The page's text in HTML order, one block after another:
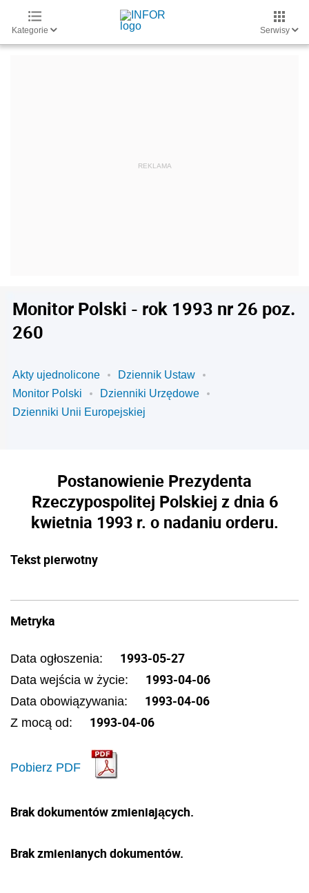
Kategorie Serwisy
Monitor Polski - rok 1993 nr 26 poz.
260
Akty ujednolicone
Dziennik Ustaw
Monitor Polski
Dzienniki Urzędowe
Dzienniki Unii Europejskiej
Postanowienie Prezydenta
Rzeczypospolitej Polskiej z dnia 6
kwietnia 1993 r. o nadaniu orderu.
Tekst pierwotny
Metryka
Data ogłoszenia: 1993-05-27
Data wejścia w życie: 1993-04-06
Data obowiązywania: 1993-04-06
Z mocą od: 1993-04-06
Pobierz PDF
Brak dokumentów zmieniających.
Brak zmienianych dokumentów.